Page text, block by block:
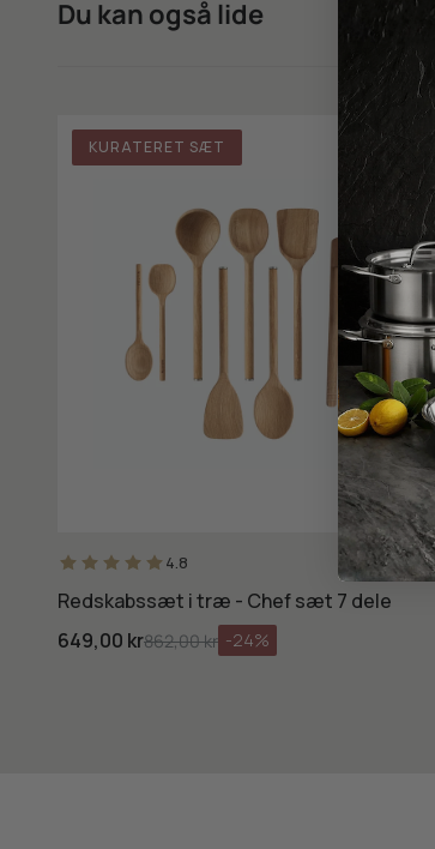
Du kan også lide
KURATERET SÆT
4.8
Redskabssæt i træ - Chef sæt 7 dele
649,00 kr862,00 kr -24%